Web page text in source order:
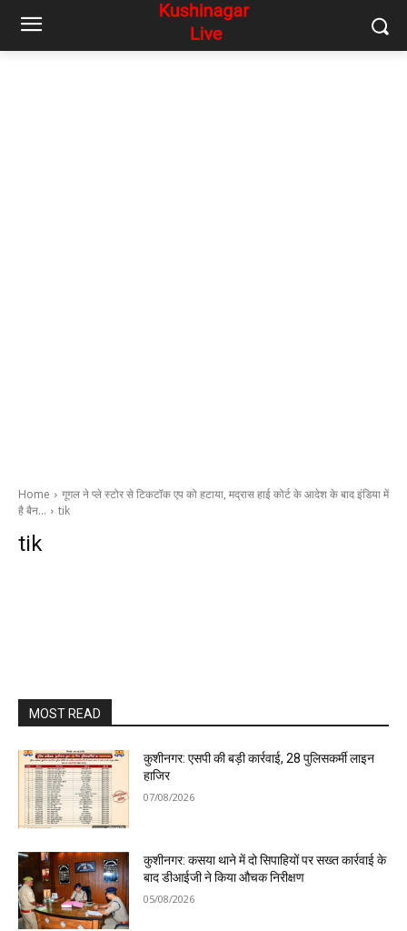
Home
गूगल ने प्ले स्टोर से टिकटॉक एप को हटाया, मद्रास हाई कोर्ट के आदेश के बाद इंडिया में
है बैन…
tik
tik
MOST READ
कुशीनगर: एसपी की बड़ी कार्रवाई, 28 पुलिसकर्मी लाइन
हाजिर
07/08/2026
कुशीनगर: कसया थाने में दो सिपाहियों पर सख्त कार्रवाई के
बाद डीआईजी ने किया औचक निरीक्षण
05/08/2026